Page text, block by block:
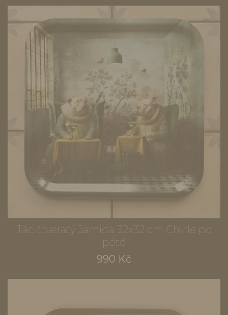
Tác čtveratý Jamida 32x32 cm Chvíle po
páté
990 Kč